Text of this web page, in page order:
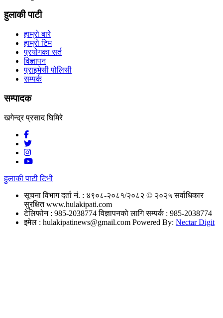
हुलाकी पाटी
हाम्रो बारे
हाम्रो टिम
प्रयोगका सर्त
विज्ञापन
प्राइभेसी पोलिसी
सम्पर्क
सम्पादक
खगेन्द्र प्रसाद घिमिरे
हुलाकी पाटी टिभी
सूचना विभाग दर्ता नं. : ४९०८-२०८१/२०८२ © २०२५ सर्वाधिकार
सुरक्षित www.hulakipati.com
टेलिफोन : 985-2038774विज्ञापनको लागि सम्पर्क : 985-2038774
इमेल : hulakipatinews@gmail.com Powered By: Nectar Digit